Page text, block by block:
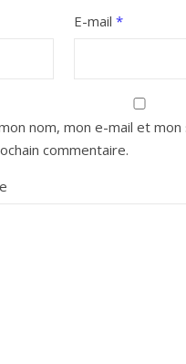
E-mail *
nom, mon e-mail et
commentaire.